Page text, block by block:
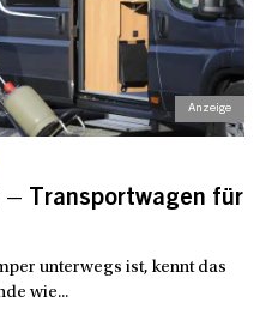
– Transportwagen für
unterwegs ist, kennt das
wie...